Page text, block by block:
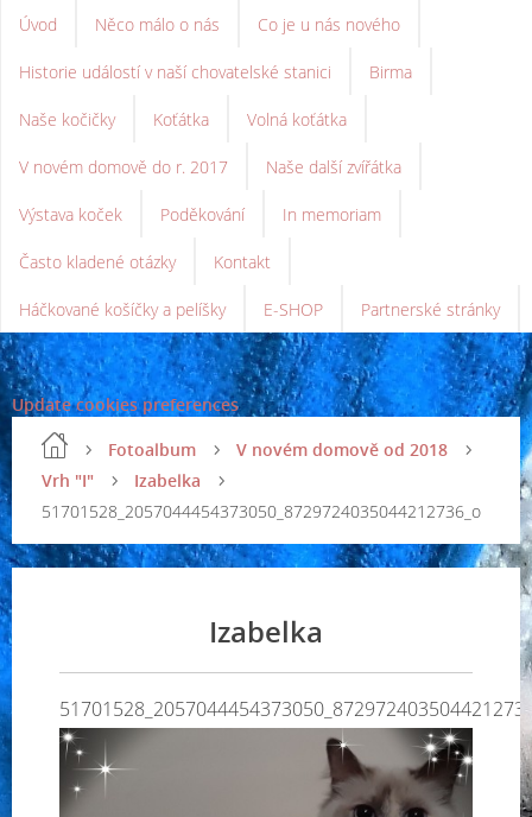
Úvod Něco málo o nás Co je u nás nového
Historie událostí v naší chovatelské stanici Birma
Naše kočičky Koťátka Volná koťátka
V novém domově do r. 2017 Naše další zvířátka
Výstava koček Poděkování In memoriam
Často kladené otázky Kontakt
Háčkované košíčky a pelíšky E-SHOP Partnerské stránky
Update cookies preferences
Fotoalbum
V novém domově od 2018
Vrh "I"
Izabelka
51701528_2057044454373050_8729724035044212736_o
Izabelka